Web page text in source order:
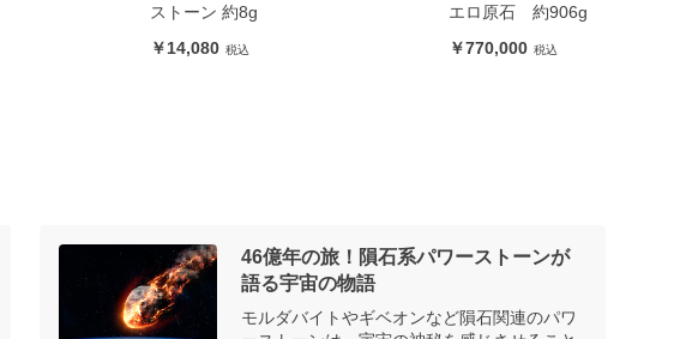
エロ原石 約906g
46億年の旅！隕石系パワーストーンが
語る宇宙の物語
モルダバイトやギベオンなど隕石関連のパワ